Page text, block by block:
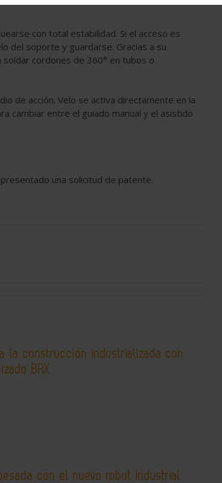
con total estabilidad. Si el acceso es
del soporte y guardarse. Gracias a su
cordones de 360° en tubos o
de acción. Velo se activa directamente en la
cambiar entre el guiado manual y el asistido
una solicitud de patente.
la construcción industrializada con
BRX
con el nuevo robot industrial